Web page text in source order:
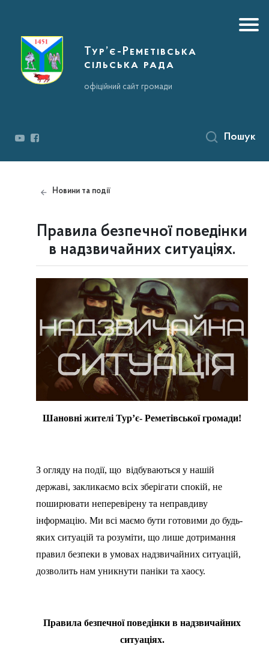
Тур’є-Реметівська
сільська рада
офіційний сайт громади
Пошук
Новини та події
Правила безпечної поведінки
в надзвичайних ситуаціях.
Шановні жителі Тур’є- Реметівської громади!
З огляду на події, що відбуваються у нашій
державі, закликаємо всіх зберігати спокій, не
поширювати неперевірену та неправдиву
інформацію. Ми всі маємо бути готовими до будь-
яких ситуацій та розуміти, що лише дотримання
правил безпеки в умовах надзвичайних ситуацій,
дозволить нам уникнути паніки та хаосу.
Правила безпечної поведінки в надзвичайних
ситуаціях.